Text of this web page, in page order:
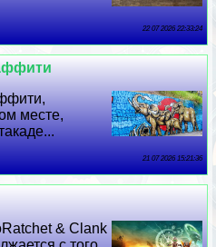
22 07 2026 22:33:24
месте,
21 07 2026 15:21:36
& Clank